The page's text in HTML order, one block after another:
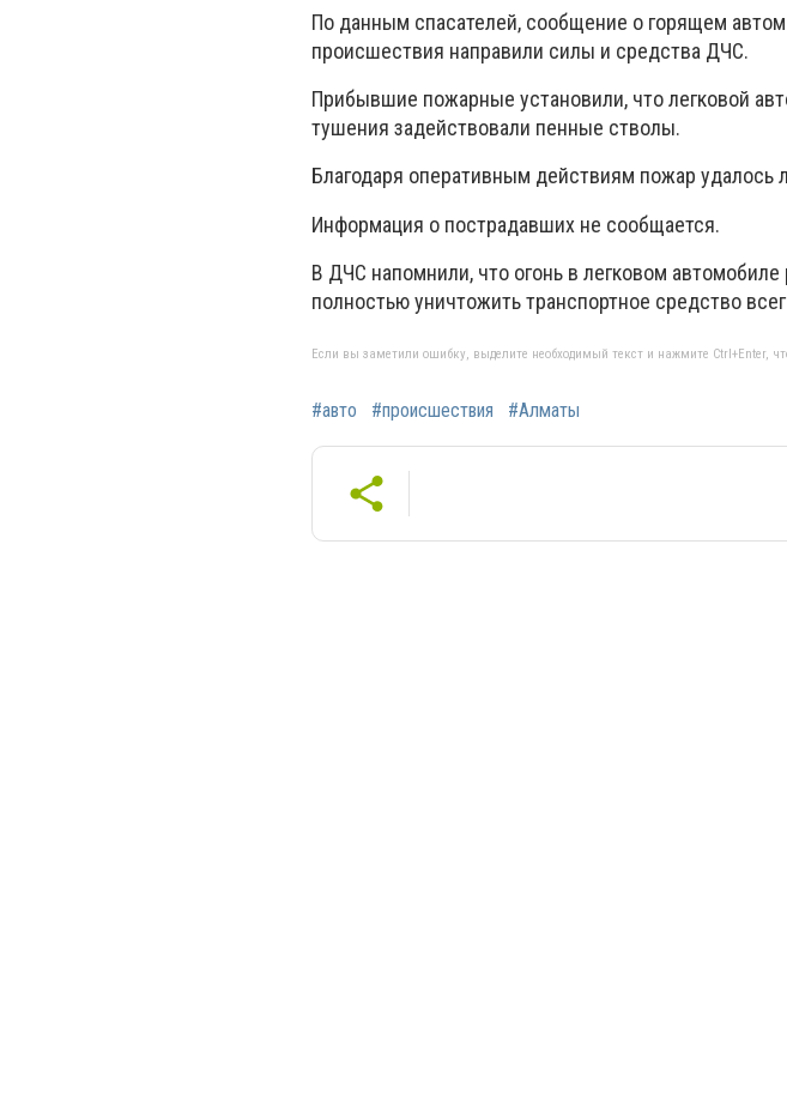
По данным спасателей, сообщение о горящем
происшествия направили силы и средства ДЧС.
Прибывшие пожарные установили, что легковой
тушения задействовали пенные стволы.
Благодаря оперативным действиям пожар удалось
Информация о пострадавших не сообщается.
В ДЧС напомнили, что огонь в легковом
полностью уничтожить транспортное средство
Если вы заметили ошибку, выделите необходимый текст и нажмите Ctrl+Enter,
#авто #происшествия #Алматы